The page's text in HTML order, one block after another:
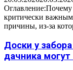
Оглавление:Почему
критически
причины, из-за
Доски у
дачника